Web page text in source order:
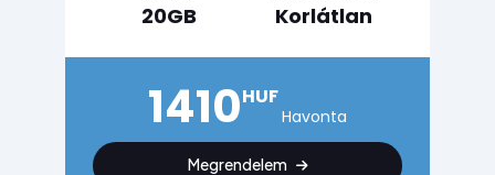
20GB Korlátlan
1410HUF
Havonta
Megrendelem